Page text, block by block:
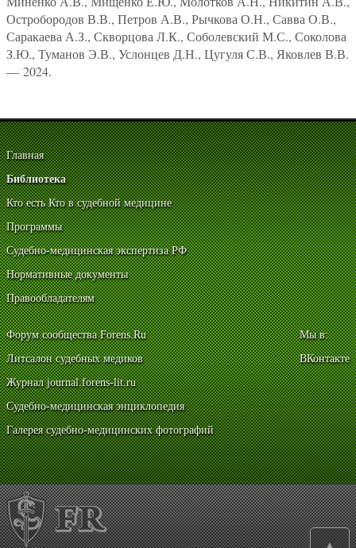
Остробородов В.В., Петров А.В., Рычкова О.Н., Савва О.В.,
Саракаева А.З., Скворцова Л.К., Соболевский М.С., Соколова
З.Ю., Туманов Э.В., Услонцев Д.Н., Цугуля С.В., Яковлев В.В.
— 2024.
Главная
Библиотека
Кто есть Кто в судебной медицине
Программы
Судебно-медицинская экспертиза РФ
Нормативные документы
Правообладателям
Форум сообщества Forens.Ru
Литсалон судебных медиков
Журнал journal.forens-lit.ru
Судебно-медицинская энциклопедия
Галерея судебно-медицинских фотографий
Мы в:
ВКонтакте